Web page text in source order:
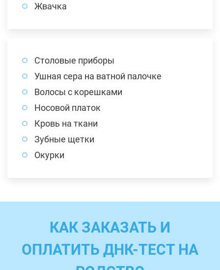
Жвачка
Столовые приборы
Ушная сера на ватной палочке
Волосы с корешками
Носовой платок
Кровь на ткани
Зубные щетки
Окурки
КАК ЗАКАЗАТЬ И
ОПЛАТИТЬ ДНК-ТЕСТ НА